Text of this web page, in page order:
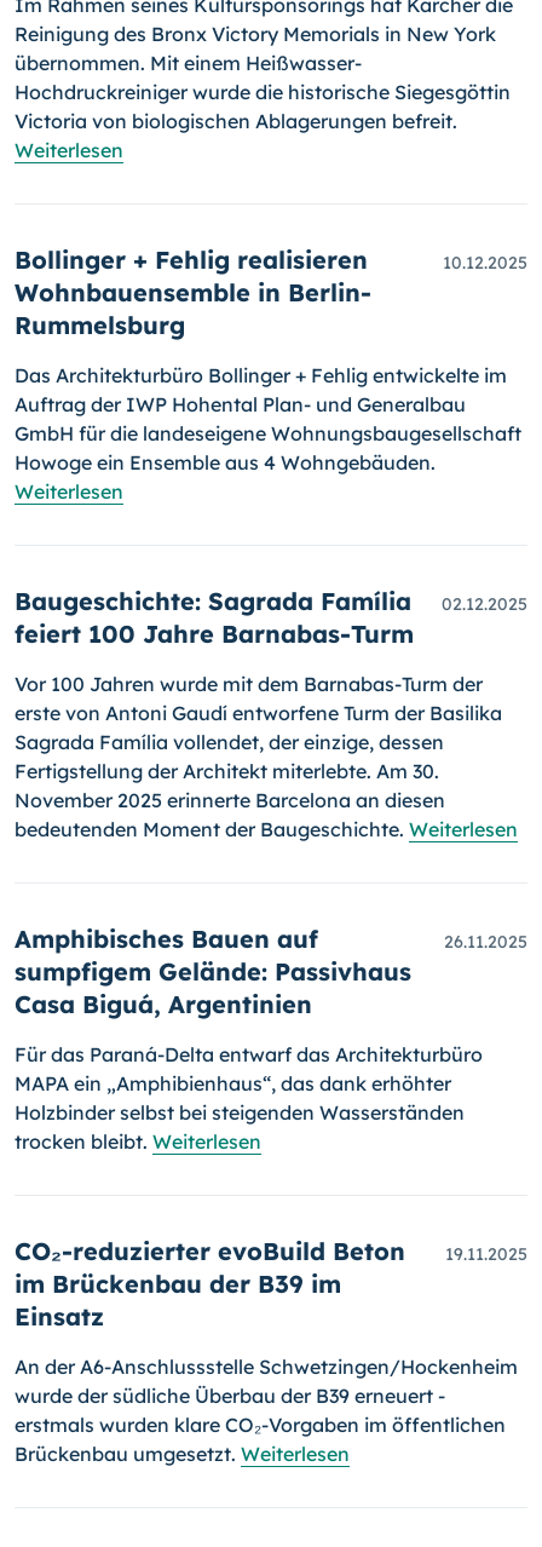
Im Rahmen seines Kultursponsorings hat Kärcher die
Reinigung des Bronx Victory Memorials in New York
übernommen. Mit einem Heißwasser-
Hochdruckreiniger wurde die historische Siegesgöttin
Victoria von biologischen Ablagerungen befreit.
Weiterlesen
Bollinger + Fehlig realisieren
Wohnbau­ensemble in Berlin-
Rummelsburg
10.12.2025
Das Architekturbüro Bollinger + Fehlig entwickelte im
Auftrag der IWP Hohental Plan- und Generalbau
GmbH für die landeseigene Wohnungsbaugesellschaft
Howoge ein Ensemble aus 4 Wohngebäuden.
Weiterlesen
Baugeschichte: Sagrada Família
feiert 100 Jahre Barnabas-Turm
02.12.2025
Vor 100 Jahren wurde mit dem Barnabas-Turm der
erste von Antoni Gaudí entworfene Turm der Basilika
Sagrada Família vollendet, der einzige, dessen
Fertigstellung der Architekt miterlebte. Am 30.
November 2025 erinnerte Barcelona an diesen
bedeutenden Moment der Baugeschichte. Weiterlesen
Amphibisches Bauen auf
sumpfigem Gelände: Passivhaus
Casa Biguá, Argentinien
26.11.2025
Für das Paraná-Delta entwarf das Architekturbüro
MAPA ein „Amphibienhaus“, das dank erhöhter
Holzbinder selbst bei steigenden Wasserständen
trocken bleibt. Weiterlesen
CO₂-reduzierter evoBuild Beton
im Brückenbau der B39 im
Einsatz
19.11.2025
An der A6-Anschlussstelle Schwetzingen/Hockenheim
wurde der südliche Überbau der B39 erneuert -
erstmals wurden klare CO₂-Vorgaben im öffentlichen
Brückenbau umgesetzt. Weiterlesen